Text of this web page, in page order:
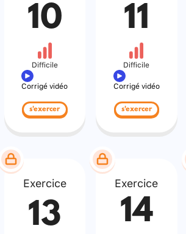
10
Difficile
Corrigé vidéo
s'exercer
11
Difficile
Corrigé vidéo
s'exercer
Exercice
13
Exercice
14